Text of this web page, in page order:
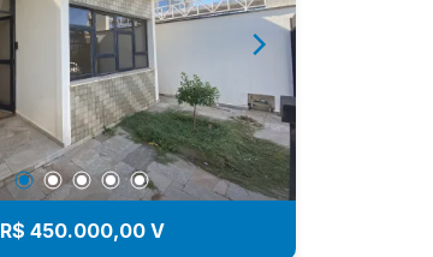
R$ 450.000,00 V